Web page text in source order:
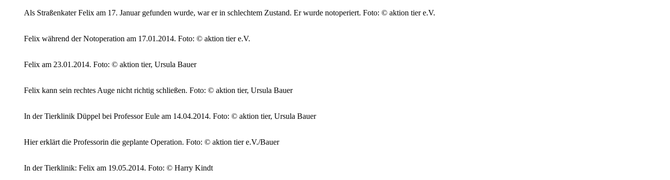
Als Straßenkater Felix am 17. Januar gefunden wurde, war er in schlechtem Zustand. Er wurde notoperiert. Foto: © aktion tier e.V.
Felix während der Notoperation am 17.01.2014. Foto: © aktion tier e.V.
Felix am 23.01.2014. Foto: © aktion tier, Ursula Bauer
Felix kann sein rechtes Auge nicht richtig schließen. Foto: © aktion tier, Ursula Bauer
In der Tierklinik Düppel bei Professor Eule am 14.04.2014. Foto: © aktion tier, Ursula Bauer
Hier erklärt die Professorin die geplante Operation. Foto: © aktion tier e.V./Bauer
In der Tierklinik: Felix am 19.05.2014. Foto: © Harry Kindt